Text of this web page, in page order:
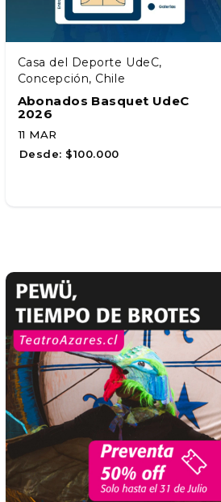
Casa del Deporte UdeC,
Concepción, Chile
Abonados Basquet UdeC
2026
11 MAR
Desde: $100.000